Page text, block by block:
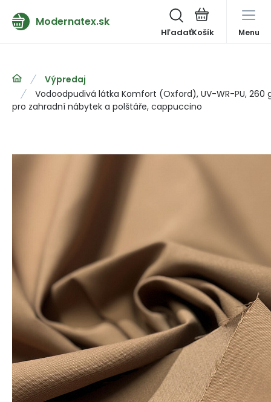
Modernatex.sk
Hľadať Menu
Výpredaj
Vodoodpudivá látka Komfort (Oxford), UV-WR-PU, 260
pro zahradní nábytek a polštáře, cappuccino